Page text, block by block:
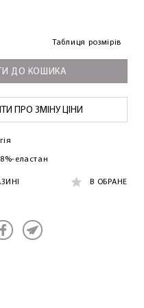
Таблиця розмірів
ДО КОШИКА
ПРО ЗМІНУ ЦІНИ
еластан
В ОБРАНЕ